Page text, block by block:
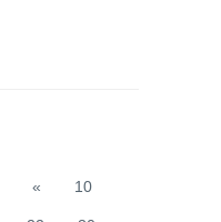
« 10